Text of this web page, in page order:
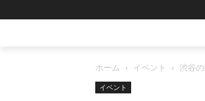
ホーム イベント 渋谷
イベント